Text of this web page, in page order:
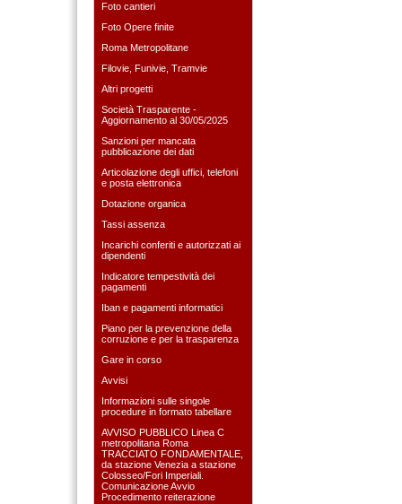
Foto cantieri
Foto Opere finite
Roma Metropolitane
Filovie, Funivie, Tramvie
Altri progetti
Società Trasparente -
Aggiornamento al 30/05/2025
Sanzioni per mancata
pubblicazione dei dati
Articolazione degli uffici, telefoni
e posta elettronica
Dotazione organica
Tassi assenza
Incarichi conferiti e autorizzati ai
dipendenti
Indicatore tempestività dei
pagamenti
Iban e pagamenti informatici
Piano per la prevenzione della
corruzione e per la trasparenza
Gare in corso
Avvisi
Informazioni sulle singole
procedure in formato tabellare
AVVISO PUBBLICO Linea C
metropolitana Roma
TRACCIATO FONDAMENTALE,
da stazione Venezia a stazione
Colosseo/Fori Imperiali.
Comunicazione Avvio
Procedimento reiterazione